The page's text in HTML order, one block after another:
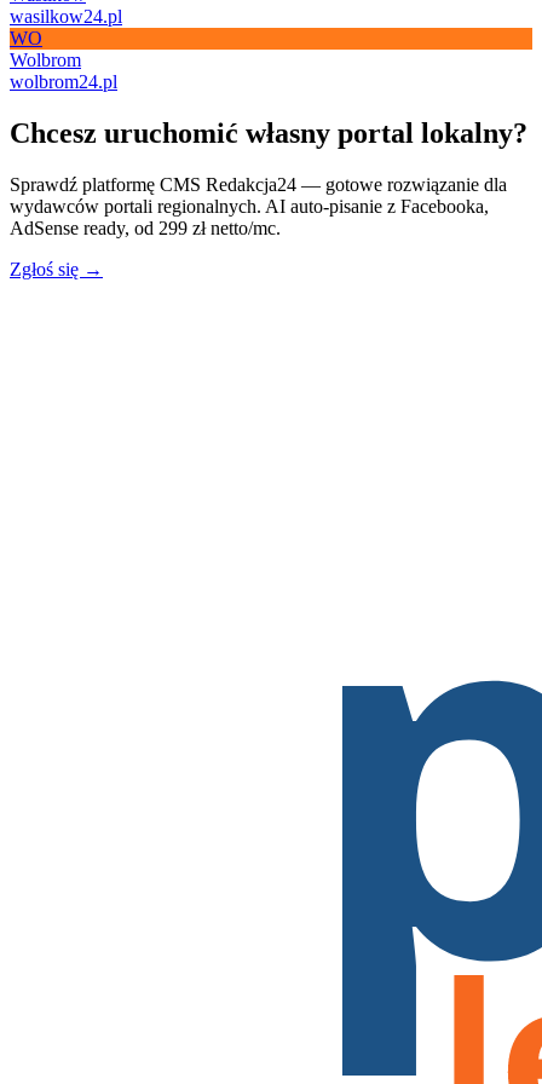
wasilkow24.pl
WO
Wolbrom
wolbrom24.pl
Chcesz uruchomić własny portal lokalny?
Sprawdź platformę CMS Redakcja24 — gotowe rozwiązanie dla
wydawców portali regionalnych. AI auto-pisanie z Facebooka,
AdSense ready, od 299 zł netto/mc.
Zgłoś się →